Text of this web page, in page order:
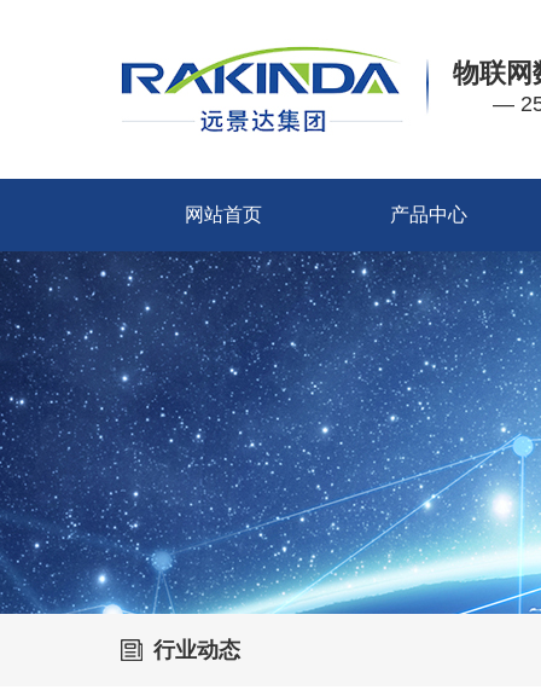
物联网
—
网站首页 产品中心
行业动态